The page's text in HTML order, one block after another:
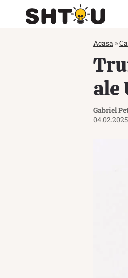
Acasa »
ale
Gabriel
04.02.2025